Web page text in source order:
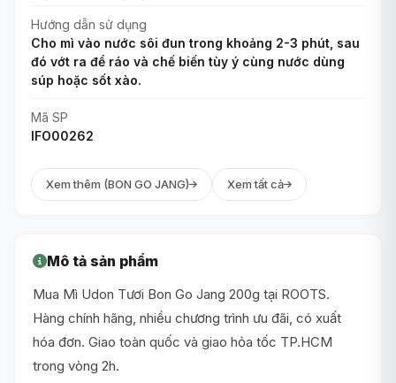
Hướng dẫn sử dụng
Cho mì vào nước sôi đun trong khoảng 2-3 phút, sau
đó vớt ra để ráo và chế biến tùy ý cùng nước dùng
súp hoặc sốt xào.
Mã SP
IFO00262
Xem thêm (BON GO JANG) Xem tất cả
Mô tả sản phẩm
Mua Mì Udon Tươi Bon Go Jang 200g tại ROOTS.
Hàng chính hãng, nhiều chương trình ưu đãi, có xuất
hóa đơn. Giao toàn quốc và giao hỏa tốc TP.HCM
trong vòng 2h.